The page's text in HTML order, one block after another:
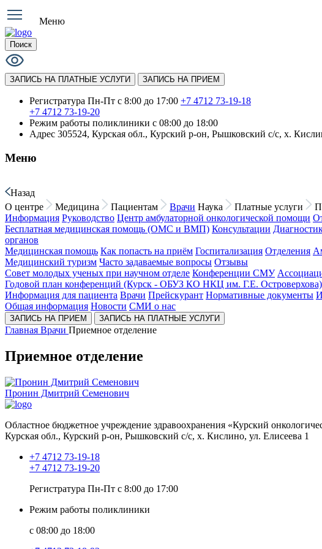
Меню
Поиск
ЗАПИСЬ НА ПЛАТНЫЕ УСЛУГИ ЗАПИСЬ НА ПРИЕМ
Регистратура Пн-Пт с 8:00 до 17:00 +7 4712 73-19-18
+7 4712 73-19-20
Режим работы поликлиники с 08:00 до 18:00
Адрес 305524, Курская обл., Курский р-он, Рышковский с/с, х.
Меню
Назад
О центре
Медицина Пациентам Врачи Наука Платные услуги
Информация Руководство Центр амбулаторной онкологической помощи
Бесплатная медицинская помощь (ОМС и ВМП) Консультации
органов
Медицинская помощь Как попасть на приём Госпитализация Отделения
Медицинский туризм Часто задаваемые вопросы Отзывы
Совет молодых ученых при научном отделе Конференции СМУ
Годовой план конференций (Курск - ОБУЗ КО НКЦ им. Г.Е. Островерхова)
Информация для пациента Врачи Прейскурант Нормативные документы
Общая информация Новости СМИ о нас
ЗАПИСЬ НА ПРИЕМ ЗАПИСЬ НА ПЛАТНЫЕ УСЛУГИ
Главная Врачи Приемное отделение
Приемное отделение
Пронин Дмитрий Семенович
Областное бюджетное учреждение здравоохранения «Курский
Курская обл., Курский р-он, Рышковский с/с, х. Кислино, ул. Елисеева 1
+7 4712 73-19-18
+7 4712 73-19-20
Регистратура Пн-Пт с 8:00 до 17:00
Режим работы поликлиники
с 08:00 до 18:00